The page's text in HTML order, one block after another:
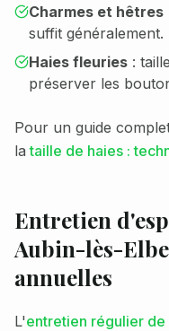
Charmes et hêtres
suffit généralement.
Haies fleuries :
préserver les
Pour un guide
la taille de haies :
Entretien
Aubin-lès-
annuelles
L'entretien régulier